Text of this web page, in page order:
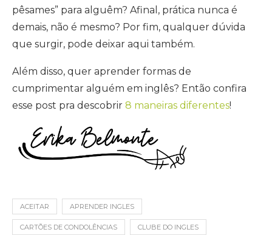
pêsames” para alguêm? Afinal, prática nunca é
demais, não é mesmo? Por fim, qualquer dúvida
que surgir, pode deixar aqui também.
Além disso, quer aprender formas de
cumprimentar alguém em inglês? Então confira
esse post pra descobrir 8 maneiras diferentes!
ACEITAR APRENDER INGLES
CARTÕES DE CONDOLÊNCIAS CLUBE DO INGLES